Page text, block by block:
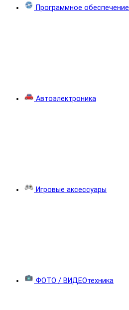
Программное обеспечение
Автоэлектроника
Игровые аксессуары
ФОТО / ВИДЕОтехника